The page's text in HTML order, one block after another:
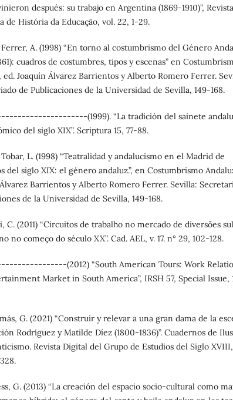
después: su trabajo en Argentina (1869-1910)”, Revista
de História da Educação, vol. 22, 1-29.
A. (1998) “En torno al costumbrismo del Género
cuadros de costumbres, tipos y escenas” en
ed. Joaquín Álvarez Barrientos y Alberto Romero Ferrer.
de Publicaciones de la Universidad de Sevilla, 149-168.
(1999). “La tradición del sainete
del siglo XIX”. Scriptura 15, 77-88.
L. (1998) “Teatralidad y andalucismo en el Madrid de
del siglo XIX: el género andaluz.”, en Costumbrismo
Barrientos y Alberto Romero Ferrer. Sevilla:
de la Universidad de Sevilla, 149-168.
C. (2011) “Circuitos de trabalho no mercado de diversões sul
no começo do século XX”. Cad. AEL, v. 17. n° 29, 102-128.
(2012) “South American Tours: Work
Market in South America”, IRSH 57, Special Issue,
G. (2021) “Construir y relevar a una gran dama de la
Rodríguez y Matilde Díez (1800-1836)”. Cuadernos de
Revista Digital del Grupo de Estudios del Siglo XVIII,
G. (2013) “La creación del espacio socio-cultural como